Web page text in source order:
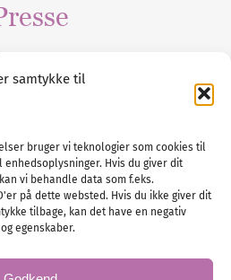
samtykke til
bruger vi teknologier som cookies til
Hvis du giver dit
vi behandle data som f.eks.
på dette websted. Hvis du ikke giver dit
tilbage, kan det have en negativ
egenskaber.
vores
:89 88 13 90
Bridal Media